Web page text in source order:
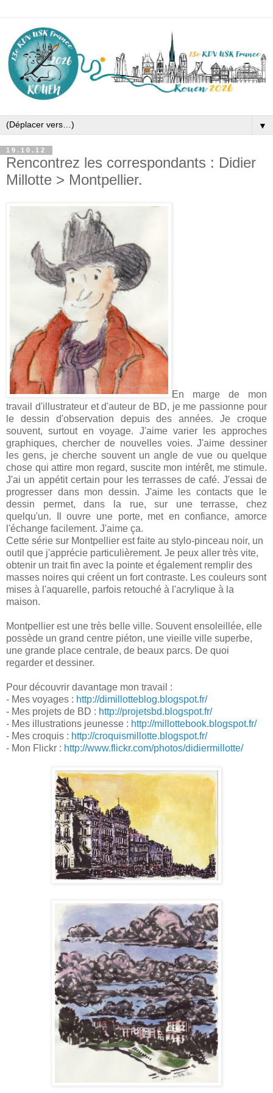
▼
19.10.12
Rencontrez les correspondants : Didier
Millotte > Montpellier.
En marge de mon
travail d'illustrateur et d'auteur de BD, je me passionne pour
le dessin d'observation depuis des années. Je croque
souvent, surtout en voyage. J'aime varier les approches
graphiques, chercher de nouvelles voies. J'aime dessiner
les gens, je cherche souvent un angle de vue ou quelque
chose qui attire mon regard, suscite mon intérêt, me stimule.
J'ai un appétit certain pour les terrasses de café. J'essai de
progresser dans mon dessin. J'aime les contacts que le
dessin permet, dans la rue, sur une terrasse, chez
quelqu'un. Il ouvre une porte, met en confiance, amorce
l'échange facilement. J'aime ça.
Cette série sur Montpellier est faite au stylo-pinceau noir, un
outil que j'apprécie particulièrement. Je peux aller très vite,
obtenir un trait fin avec la pointe et également remplir des
masses noires qui créent un fort contraste. Les couleurs sont
mises à l'aquarelle, parfois retouché à l'acrylique à la
maison.
Montpellier est une très belle ville. Souvent ensoleillée, elle
possède un grand centre piéton, une vieille ville superbe,
une grande place centrale, de beaux parcs. De quoi
regarder et dessiner.
Pour découvrir davantage mon travail :
- Mes voyages : http://dimillotteblog.blogspot.fr/
- Mes projets de BD : http://projetsbd.blogspot.fr/
- Mes illustrations jeunesse : http://millottebook.blogspot.fr/
- Mes croquis : http://croquismillotte.blogspot.fr/
- Mon Flickr : http://www.flickr.com/photos/didiermillotte/